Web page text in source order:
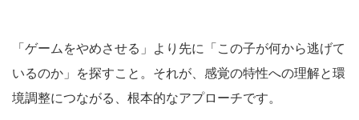
「ゲームをやめさせる」より先に「この子が何から逃げて
いるのか」を探すこと。それが、感覚の特性への理解と環
境調整につながる、根本的なアプローチです。